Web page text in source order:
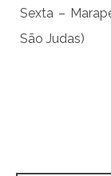
Sexta –
São Judas)